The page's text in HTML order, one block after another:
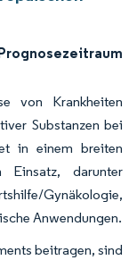
von Krankheiten
Substanzen bei
in einem breiten
Einsatz, darunter
Gynäkologie,
Anwendungen.
beitragen, sind